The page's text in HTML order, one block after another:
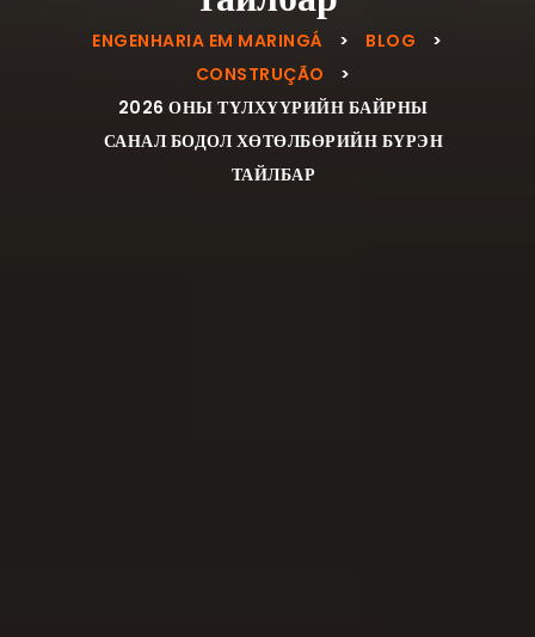
ENGENHARIA EM MARINGÁ > BLOG
>
CONSTRUÇÃO
>
2026 ОНЫ ТҮЛХҮҮРИЙН БАЙРНЫ
САНАЛ БОДОЛ ХӨТӨЛБӨРИЙН БҮРЭН
ТАЙЛБАР